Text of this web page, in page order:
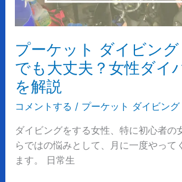
プーケット ダイビング
でも大丈夫？女性ダイ
を解説
コメントする / プーケット ダイビング
ダイビングをする女性、特に初心者の
らではの悩みとして、月に一度やって
ます。 日常生
ン
グ
｜
生
理
中
も
大
丈